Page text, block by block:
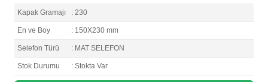
Kapak Gramajı : 230
En ve Boy : 150X230 mm
Selefon Türü : MAT SELEFON
Stok Durumu : Stokta Var